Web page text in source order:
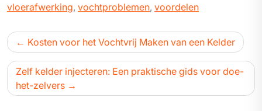
vloerafwerking, vochtproblemen, voordelen
Bericht
navigatie
Kosten voor het Vochtvrij Maken van een Kelder
Zelf kelder injecteren: Een praktische gids voor doe-
het-zelvers